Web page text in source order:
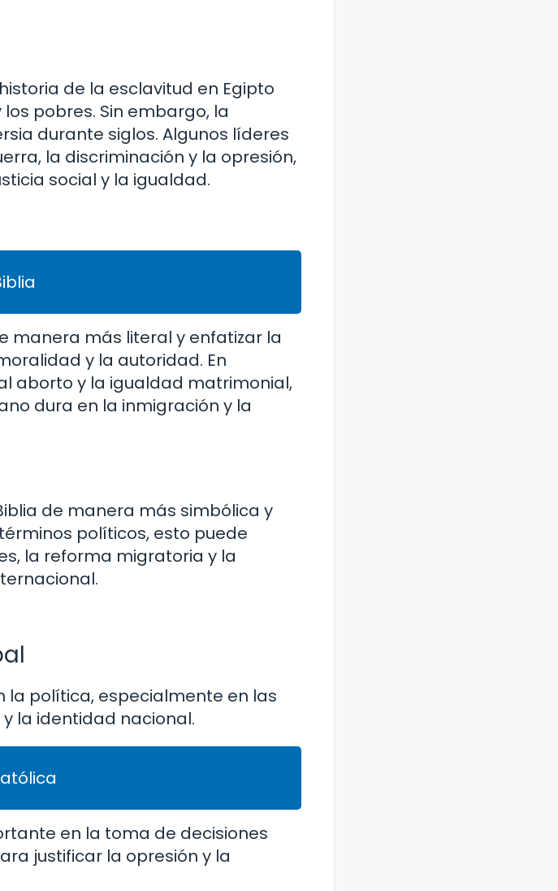
de la esclavitud en Egipto
pobres. Sin embargo, la
durante siglos. Algunos líderes
la discriminación y la opresión,
social y la igualdad.
manera más literal y enfatizar la
y la autoridad. En
aborto y la igualdad matrimonial,
dura en la inmigración y la
de manera más simbólica y
políticos, esto puede
la reforma migratoria y la
la política, especialmente en las
la identidad nacional.
en la toma de decisiones
justificar la opresión y la